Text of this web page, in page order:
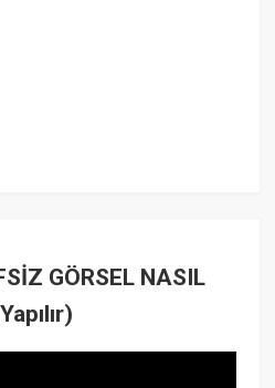
GÖRSEL NASIL